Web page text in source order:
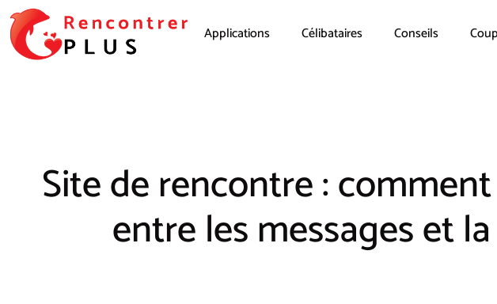
Applications Célibataires Conseils
Site de rencontre :
entre les messages et